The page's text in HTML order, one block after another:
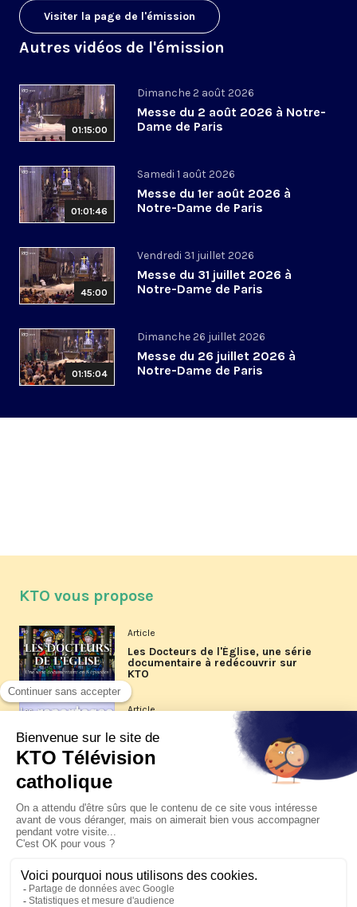
Visiter la page de l'émission
Autres vidéos de l'émission
01:15:00
Dimanche 2 août 2026
Messe du 2 août 2026 à Notre-
Dame de Paris
01:01:46
Samedi 1 août 2026
Messe du 1er août 2026 à
Notre-Dame de Paris
45:00
Vendredi 31 juillet 2026
Messe du 31 juillet 2026 à
Notre-Dame de Paris
01:15:04
Dimanche 26 juillet 2026
Messe du 26 juillet 2026 à
Notre-Dame de Paris
KTO vous propose
Article
Les Docteurs de l'Église, une série
documentaire à redécouvrir sur
KTO
Article
Les reportages d'été 2026 de KTO
La visite pastorale du pape Léon
XIV à Assise à suivre sur KTO le
jeudi 6 août
Le pape en Uruguay, Argentine et
Pérou du 6 au 17 novembre 2026